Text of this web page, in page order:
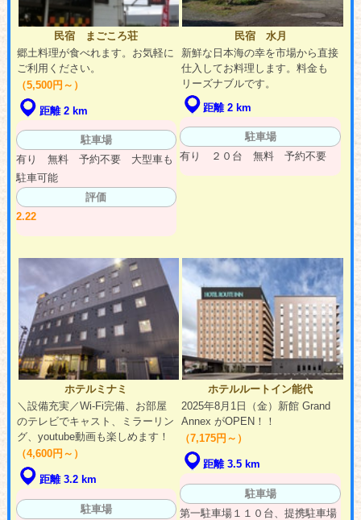
民宿 まごころ荘
郷土料理が食べれます。お気軽に
ご利用ください。
（5,500円～）
距離 2 km
駐車場
有り 無料 予約不要 大型車も
駐車可能
評価
2.22
民宿 水月
新鮮な日本海の幸を市場から直接
仕入してお料理します。料金も
リーズナブルです。
距離 2 km
駐車場
有り ２０台 無料 予約不要
ホテルミナミ
＼設備充実／Wi-Fi完備、お部屋
のテレビでキャスト、ミラーリン
グ、youtube動画も楽しめます！
（4,600円～）
距離 3.2 km
駐車場
ホテルルートイン能代
2025年8月1日（金）新館 Grand
Annex がOPEN！！
（7,175円～）
距離 3.5 km
駐車場
第一駐車場１１０台、提携駐車場